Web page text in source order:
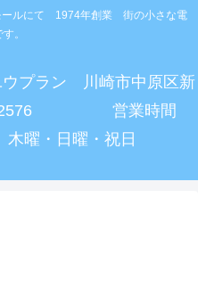
ルにて 1974年創業 街の小さな電
。
プラン 川崎市中原区新
2576 営業時間
曜・日曜・祝日